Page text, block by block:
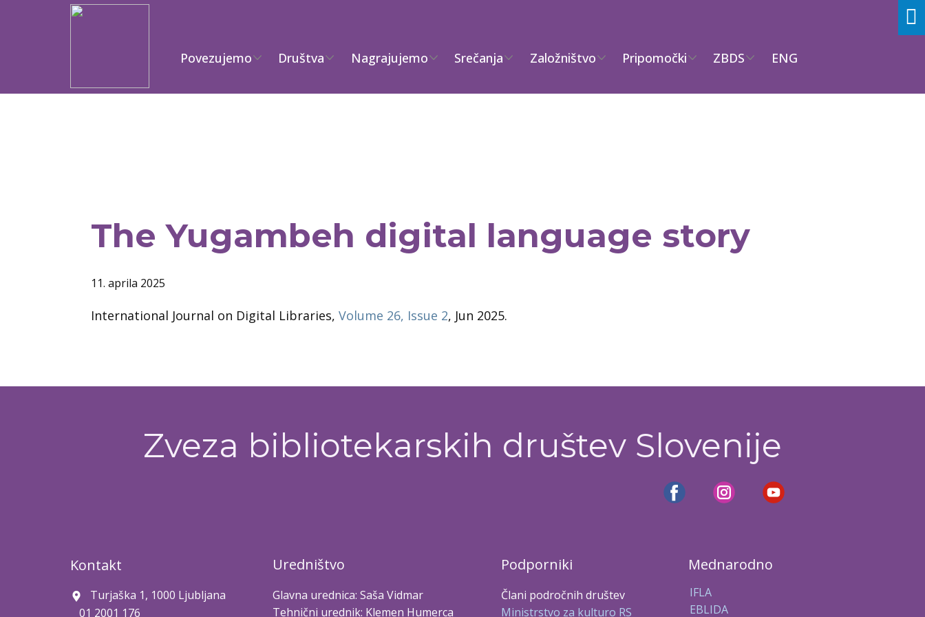
Povezujemo Društva Nagrajujemo Srečanja Založništvo Pripomočki ZBDS ENG
The Yugambeh digital language story
11. aprila 2025
International Journal on Digital Libraries, Volume 26, Issue 2, Jun 2025.
Zveza bibliotekarskih društev Slovenije
Kontakt
Turjaška 1, 1000 Ljubljana
01 2001 176
Uredništvo
Glavna urednica: Saša Vidmar
Tehnični urednik: Klemen Humerca
Podporniki
Člani področnih društev
Ministrstvo za kulturo RS
Mednarodno
IFLA
EBLIDA